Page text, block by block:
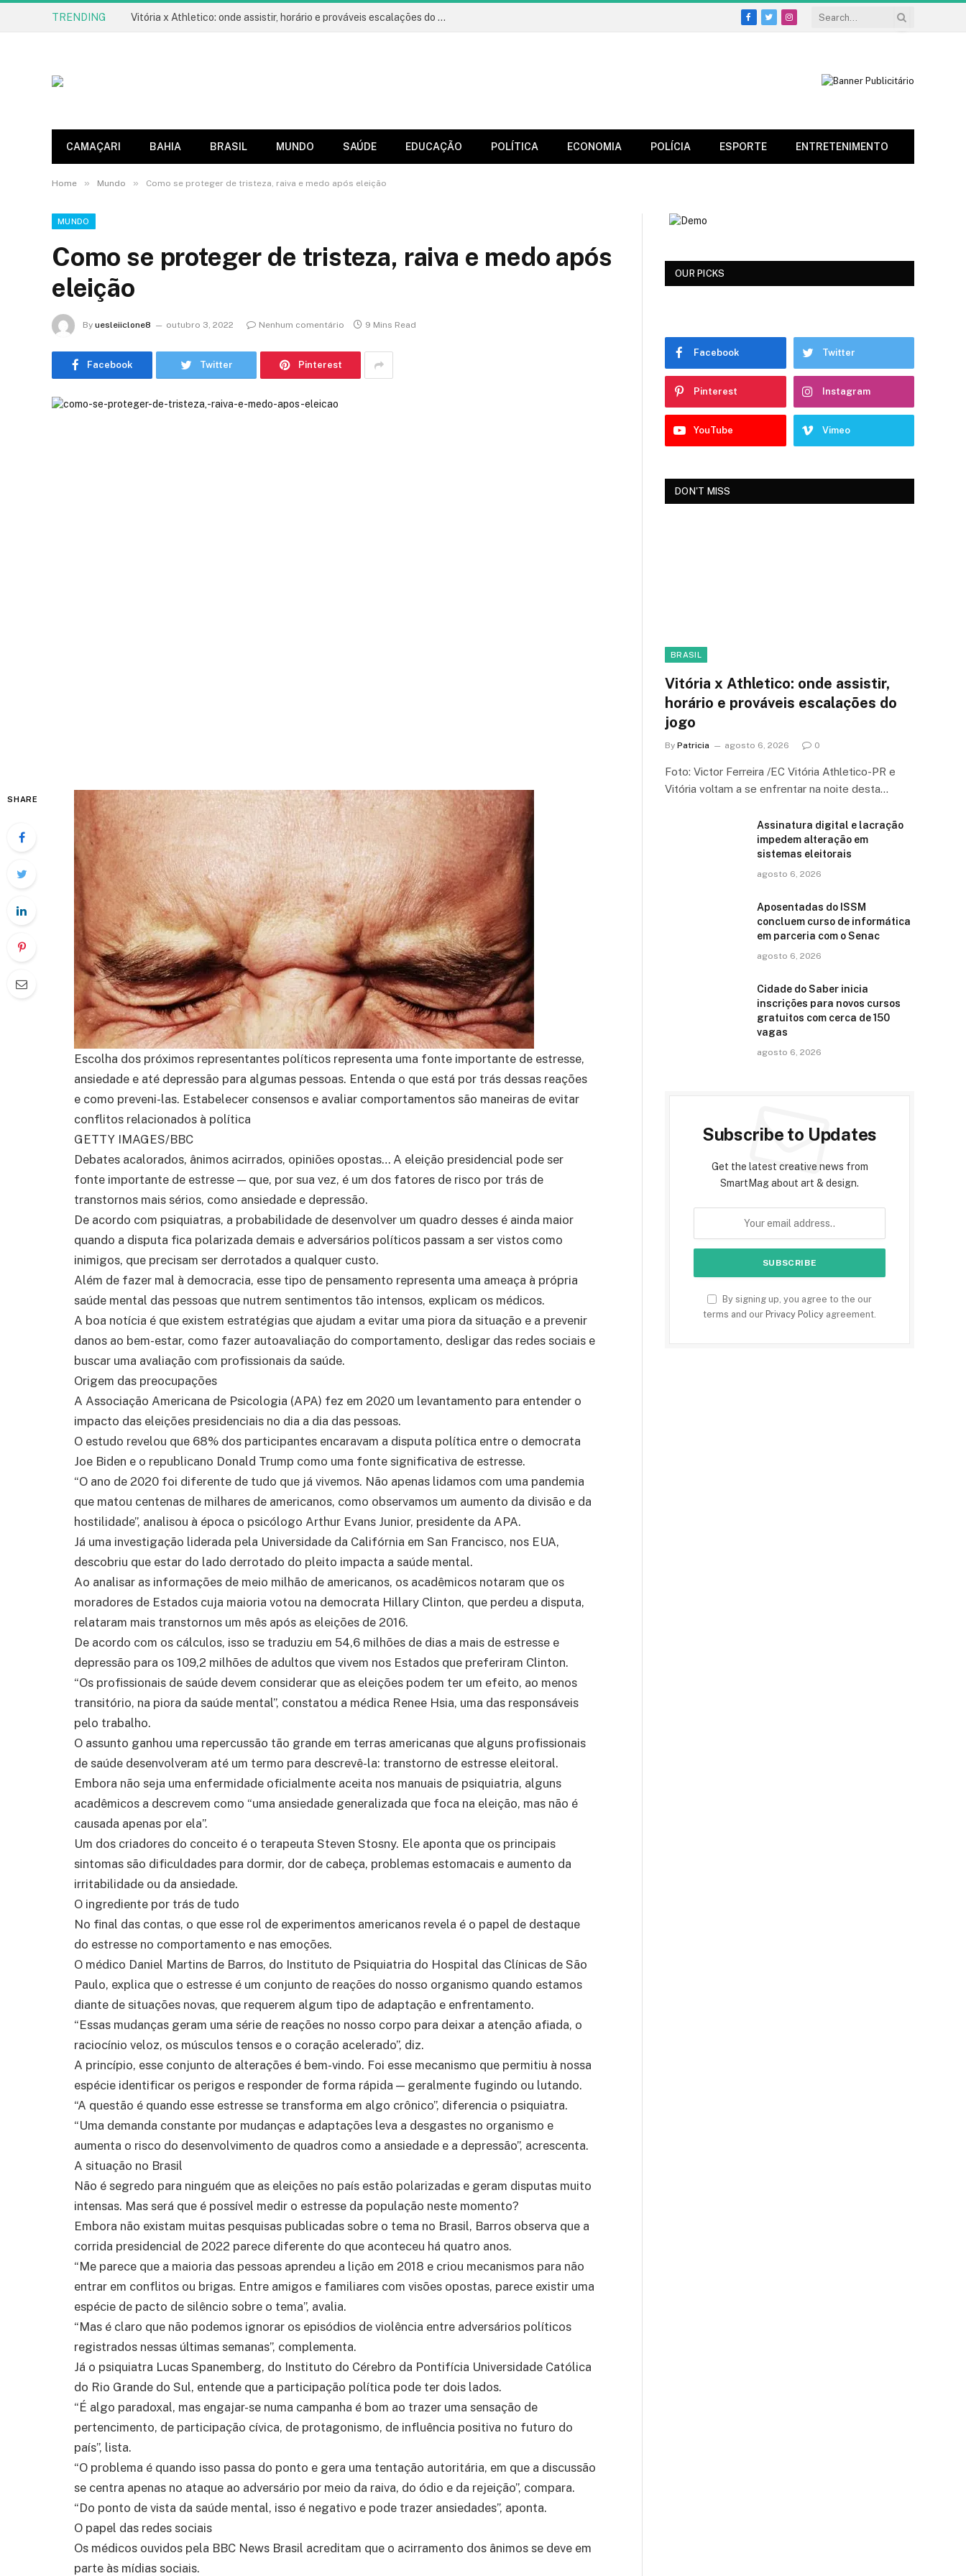
TRENDING Vitória x Athletico: onde assistir, horário e prováveis escalações do jogo
Facebook
TwitterInstagram
CAMAÇARI BAHIA BRASIL MUNDO SAÚDE EDUCAÇÃO POLÍTICA ECONOMIA POLÍCIA ESPORTE ENTRETENIMENTO
Home » Mundo » Como se proteger de tristeza, raiva e medo após eleição
MUNDO
Como se proteger de tristeza, raiva e medo após
eleição
By uesleiiclone8 outubro 3, 2022 Nenhum comentário 9 Mins Read
Facebook Twitter Pinterest
SHARE
Escolha dos próximos representantes políticos representa uma fonte importante de estresse,
ansiedade e até depressão para algumas pessoas. Entenda o que está por trás dessas reações
e como preveni-las. Estabelecer consensos e avaliar comportamentos são maneiras de evitar
conflitos relacionados à política
GETTY IMAGES/BBC
Debates acalorados, ânimos acirrados, opiniões opostas… A eleição presidencial pode ser
fonte importante de estresse — que, por sua vez, é um dos fatores de risco por trás de
transtornos mais sérios, como ansiedade e depressão.
De acordo com psiquiatras, a probabilidade de desenvolver um quadro desses é ainda maior
quando a disputa fica polarizada demais e adversários políticos passam a ser vistos como
inimigos, que precisam ser derrotados a qualquer custo.
Além de fazer mal à democracia, esse tipo de pensamento representa uma ameaça à própria
saúde mental das pessoas que nutrem sentimentos tão intensos, explicam os médicos.
A boa notícia é que existem estratégias que ajudam a evitar uma piora da situação e a prevenir
danos ao bem-estar, como fazer autoavaliação do comportamento, desligar das redes sociais e
buscar uma avaliação com profissionais da saúde.
Origem das preocupações
A Associação Americana de Psicologia (APA) fez em 2020 um levantamento para entender o
impacto das eleições presidenciais no dia a dia das pessoas.
O estudo revelou que 68% dos participantes encaravam a disputa política entre o democrata
Joe Biden e o republicano Donald Trump como uma fonte significativa de estresse.
“O ano de 2020 foi diferente de tudo que já vivemos. Não apenas lidamos com uma pandemia
que matou centenas de milhares de americanos, como observamos um aumento da divisão e da
hostilidade”, analisou à época o psicólogo Arthur Evans Junior, presidente da APA.
Já uma investigação liderada pela Universidade da Califórnia em San Francisco, nos EUA,
descobriu que estar do lado derrotado do pleito impacta a saúde mental.
Ao analisar as informações de meio milhão de americanos, os acadêmicos notaram que os
moradores de Estados cuja maioria votou na democrata Hillary Clinton, que perdeu a disputa,
relataram mais transtornos um mês após as eleições de 2016.
De acordo com os cálculos, isso se traduziu em 54,6 milhões de dias a mais de estresse e
depressão para os 109,2 milhões de adultos que vivem nos Estados que preferiram Clinton.
“Os profissionais de saúde devem considerar que as eleições podem ter um efeito, ao menos
transitório, na piora da saúde mental”, constatou a médica Renee Hsia, uma das responsáveis
pelo trabalho.
O assunto ganhou uma repercussão tão grande em terras americanas que alguns profissionais
de saúde desenvolveram até um termo para descrevê-la: transtorno de estresse eleitoral.
Embora não seja uma enfermidade oficialmente aceita nos manuais de psiquiatria, alguns
acadêmicos a descrevem como “uma ansiedade generalizada que foca na eleição, mas não é
causada apenas por ela”.
Um dos criadores do conceito é o terapeuta Steven Stosny. Ele aponta que os principais
sintomas são dificuldades para dormir, dor de cabeça, problemas estomacais e aumento da
irritabilidade ou da ansiedade.
O ingrediente por trás de tudo
No final das contas, o que esse rol de experimentos americanos revela é o papel de destaque
do estresse no comportamento e nas emoções.
O médico Daniel Martins de Barros, do Instituto de Psiquiatria do Hospital das Clínicas de São
Paulo, explica que o estresse é um conjunto de reações do nosso organismo quando estamos
diante de situações novas, que requerem algum tipo de adaptação e enfrentamento.
“Essas mudanças geram uma série de reações no nosso corpo para deixar a atenção afiada, o
raciocínio veloz, os músculos tensos e o coração acelerado”, diz.
A princípio, esse conjunto de alterações é bem-vindo. Foi esse mecanismo que permitiu à nossa
espécie identificar os perigos e responder de forma rápida — geralmente fugindo ou lutando.
“A questão é quando esse estresse se transforma em algo crônico”, diferencia o psiquiatra.
“Uma demanda constante por mudanças e adaptações leva a desgastes no organismo e
aumenta o risco do desenvolvimento de quadros como a ansiedade e a depressão”, acrescenta.
A situação no Brasil
Não é segredo para ninguém que as eleições no país estão polarizadas e geram disputas muito
intensas. Mas será que é possível medir o estresse da população neste momento?
Embora não existam muitas pesquisas publicadas sobre o tema no Brasil, Barros observa que a
corrida presidencial de 2022 parece diferente do que aconteceu há quatro anos.
“Me parece que a maioria das pessoas aprendeu a lição em 2018 e criou mecanismos para não
entrar em conflitos ou brigas. Entre amigos e familiares com visões opostas, parece existir uma
espécie de pacto de silêncio sobre o tema”, avalia.
“Mas é claro que não podemos ignorar os episódios de violência entre adversários políticos
registrados nessas últimas semanas”, complementa.
Já o psiquiatra Lucas Spanemberg, do Instituto do Cérebro da Pontifícia Universidade Católica
do Rio Grande do Sul, entende que a participação política pode ter dois lados.
“É algo paradoxal, mas engajar-se numa campanha é bom ao trazer uma sensação de
pertencimento, de participação cívica, de protagonismo, de influência positiva no futuro do
país”, lista.
“O problema é quando isso passa do ponto e gera uma tentação autoritária, em que a discussão
se centra apenas no ataque ao adversário por meio da raiva, do ódio e da rejeição”, compara.
“Do ponto de vista da saúde mental, isso é negativo e pode trazer ansiedades”, aponta.
O papel das redes sociais
Os médicos ouvidos pela BBC News Brasil acreditam que o acirramento dos ânimos se deve em
parte às mídias sociais.
OUR PICKS
Facebook Twitter
Pinterest Instagram
YouTube Vimeo
DON'T MISS
BRASIL
Vitória x Athletico: onde assistir,
horário e prováveis escalações do
jogo
By Patricia agosto 6, 2026 0
Foto: Victor Ferreira /EC Vitória Athletico-PR e
Vitória voltam a se enfrentar na noite desta…
Assinatura digital e lacração
impedem alteração em
sistemas eleitorais
agosto 6, 2026
Aposentadas do ISSM
concluem curso de informática
em parceria com o Senac
agosto 6, 2026
Cidade do Saber inicia
inscrições para novos cursos
gratuitos com cerca de 150
vagas
agosto 6, 2026
Subscribe to Updates
Get the latest creative news from
SmartMag about art & design.
By signing up, you agree to the our
terms and our Privacy Policy agreement.